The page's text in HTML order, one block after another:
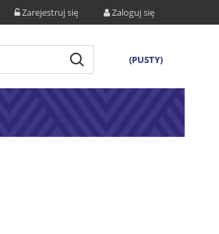
Zarejestruj się Zaloguj się
(PUSTY)